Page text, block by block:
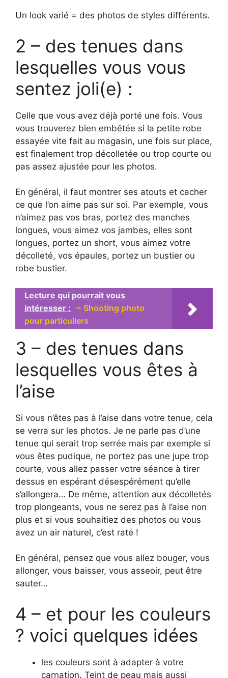
Un look varié = des photos de styles différents.
2 – des tenues dans
lesquelles vous vous
sentez joli(e) :
Celle que vous avez déjà porté une fois. Vous
vous trouverez bien embêtée si la petite robe
essayée vite fait au magasin, une fois sur place,
est finalement trop décolletée ou trop courte ou
pas assez ajustée pour les photos.
En général, il faut montrer ses atouts et cacher
ce que l’on aime pas sur soi. Par exemple, vous
n’aimez pas vos bras, portez des manches
longues, vous aimez vos jambes, elles sont
longues, portez un short, vous aimez votre
décolleté, vos épaules, portez un bustier ou
robe bustier.
Lecture qui pourrait vous
intéresser : ~ Shooting photo
pour particuliers
3 – des tenues dans
lesquelles vous êtes à
l’aise
Si vous n’êtes pas à l’aise dans votre tenue, cela
se verra sur les photos. Je ne parle pas d’une
tenue qui serait trop serrée mais par exemple si
vous êtes pudique, ne portez pas une jupe trop
courte, vous allez passer votre séance à tirer
dessus en espérant désespérément qu’elle
s’allongera… De même, attention aux décolletés
trop plongeants, vous ne serez pas à l’aise non
plus et si vous souhaitiez des photos ou vous
avez un air naturel, c’est raté !
En général, pensez que vous allez bouger, vous
allonger, vous baisser, vous asseoir, peut être
sauter…
4 – et pour les couleurs
? voici quelques idées
les couleurs sont à adapter à votre
carnation. Teint de peau mais aussi